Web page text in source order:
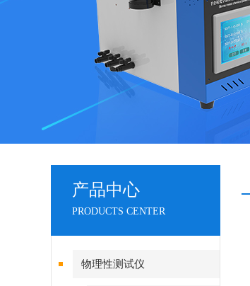
产品中心
PRODUCTS CENTER
物理性测试仪